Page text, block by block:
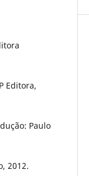
Editora,
Paulo
2012.